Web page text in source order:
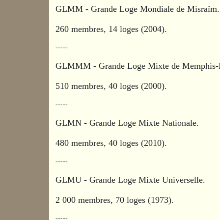
GLMM - Grande Loge Mondiale de Misraïm.
260 membres, 14 loges (2004).
-----
GLMMM - Grande Loge Mixte de
510 membres, 40 loges (2000).
-----
GLMN - Grande Loge Mixte Nationale.
480 membres, 40 loges (2010).
-----
GLMU - Grande Loge Mixte Universelle.
2 000 membres, 70 loges (1973).
-----